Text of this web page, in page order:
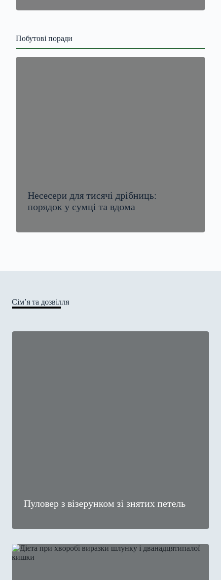
Побутові поради
Несесери для тисячі дрібниць:
порядок у сумці та вдома
Сім’я та дозвілля
Пуловер з візерунком зі знятих петель